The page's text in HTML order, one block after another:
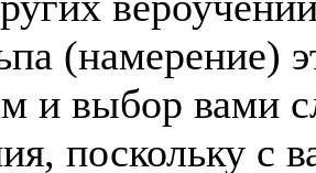
(намерение)
и выбор вами
поскольку с